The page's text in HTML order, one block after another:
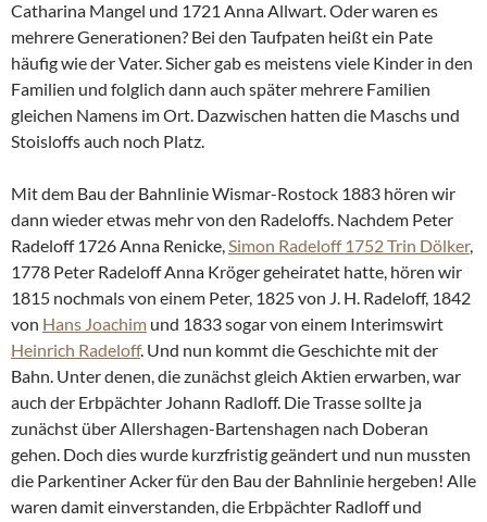
Catharina Mangel und 1721 Anna Allwart. Oder waren es
mehrere Generationen? Bei den Taufpaten heißt ein Pate
häufig wie der Vater. Sicher gab es meistens viele Kinder in den
Familien und folglich dann auch später mehrere Familien
gleichen Namens im Ort. Dazwischen hatten die Maschs und
Stoisloffs auch noch Platz.
Mit dem Bau der Bahnlinie Wismar-Rostock 1883 hören wir
dann wieder etwas mehr von den Radeloffs. Nachdem Peter
Radeloff 1726 Anna Renicke,Simon Radeloff 1752 Trin Dölker,
1778 Peter Radeloff Anna Kröger geheiratet hatte, hören wir
1815 nochmals von einem Peter, 1825 von J. H. Radeloff, 1842
von Hans Joachim und 1833 sogar von einem Interimswirt
Heinrich Radeloff. Und nun kommt die Geschichte mit der
Bahn. Unter denen, die zunächst gleich Aktien erwarben, war
auch der Erbpächter Johann Radloff. Die Trasse sollte ja
zunächst über Allershagen-Bartenshagen nach Doberan
gehen. Doch dies wurde kurzfristig geändert und nun mussten
die Parkentiner Acker für den Bau der Bahnlinie hergeben! Alle
waren damit einverstanden, die Erbpächter Radloff und